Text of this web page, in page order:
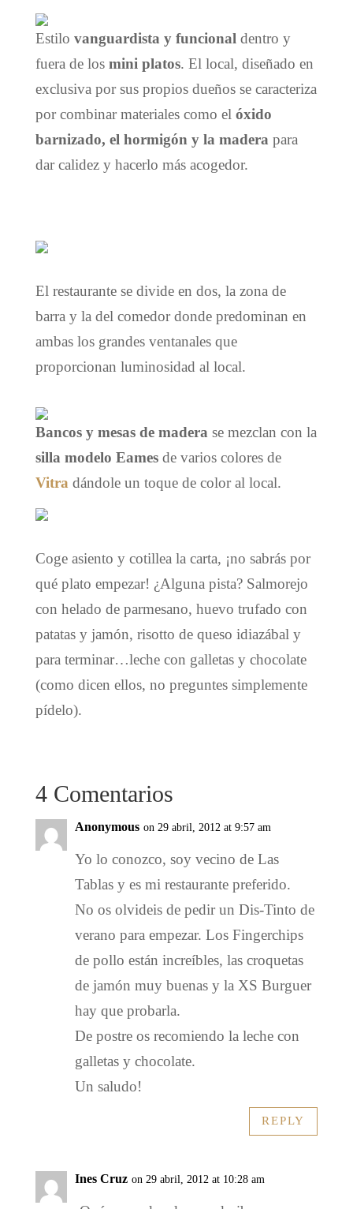
Estilo vanguardista y funcional dentro y
fuera de los mini platos. El local, diseñado en
exclusiva por sus propios dueños se caracteriza
por combinar materiales como el óxido
barnizado, el hormigón y la madera para
dar calidez y hacerlo más acogedor.
El restaurante se divide en dos, la zona de
barra y la del comedor donde predominan en
ambas los grandes ventanales que
proporcionan luminosidad al local.
Bancos y mesas de madera se mezclan con la
silla modelo Eamesde varios colores de
Vitra dándoleun toque de color al local.
Coge asiento y cotillea la carta, ¡no sabrás por
qué plato empezar! ¿Alguna pista? Salmorejo
con helado de parmesano, huevo trufado con
patatas y jamón, risotto de queso idiazábal y
para terminar…leche con galletas y chocolate
(como dicen ellos, no preguntes simplemente
pídelo).
4 Comentarios
Anonymous on 29 abril, 2012 at 9:57 am
Yo lo conozco, soy vecino de Las
Tablas y es mi restaurante preferido.
No os olvideis de pedir un Dis-Tinto de
verano para empezar. Los Fingerchips
de pollo están increíbles, las croquetas
de jamón muy buenas y la XS Burguer
hay que probarla.
De postre os recomiendo la leche con
galletas y chocolate.
Un saludo!
REPLY
Ines Cruz on 29 abril, 2012 at 10:28 am